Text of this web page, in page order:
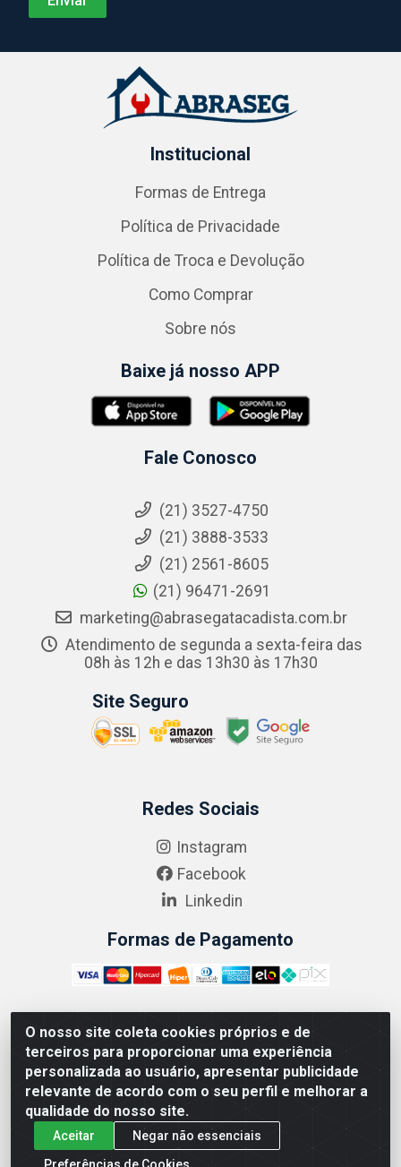
O nosso site coleta cookies próprios e de
terceiros para proporcionar uma experiência
personalizada ao usuário, apresentar publicidade
relevante de acordo com o seu perfil e melhorar a
qualidade do nosso site.
Aceitar
Negar não essenciais
Preferências de Cookies
Institucional
Formas de Entrega
Política de Privacidade
Política de Troca e Devolução
Como Comprar
Sobre nós
Baixe já nosso APP
Fale Conosco
(21) 3527-4750
(21) 3888-3533
(21) 2561-8605
(21) 96471-2691
marketing@abrasegatacadista.com.br
Atendimento de segunda a sexta-feira das
08h às 12h e das 13h30 às 17h30
Site Seguro
Redes Sociais
Instagram
Facebook
Linkedin
Formas de Pagamento
ABRASEG COMÉRCIO ATACADISTA LTDA - CNPJ:
10.894.768/0001-00 - Avenida Lobo Júnior, 1045 -
Penha Circular - Rio de Janeiro - RJ - CEP 21020-124